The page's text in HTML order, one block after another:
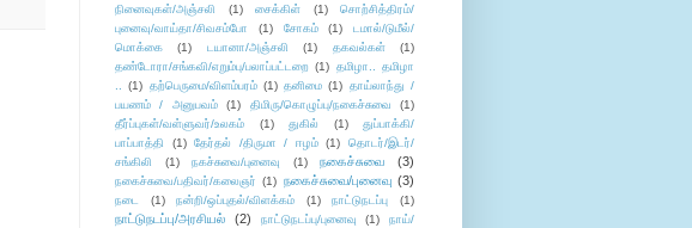
நினைவுகள்/அஞ்சலி
(1) சைக்கிள் (1)
சொற்சித்திரம்/
புனைவு/வாய்தா/சிவசம்போ
(1) சோகம் (1)
டமால்/டுமீல்/
மொக்கை
(1) டயானா/அஞ்சலி (1) தகவல்கள்
(1)
தண்டோரா/சங்கவி/எறும்பு/பலாப்பட்டறை (1) தமிழா.. தமிழா
.. (1) தற்பெருமை/விளம்பரம் (1) தனிமை (1) தாய்லாந்து /
பயணம் / அனுபவம்
(1) திமிரு/கொழுப்பு/நகைச்சுவை
(1)
தீர்ப்புகள்/வள்ளுவர்/உலகம்
(1) துகில் (1)
துப்பாக்கி/
பாப்பாத்தி
(1) தேர்தல் /திருமா / ஈழம் (1)
தொடர்/இடர்/
சங்கிலி
(1) நகச்சுவை/புனைவு (1) நகைச்சுவை (3)
நகைச்சுவை/பதிவர்/கலைஞர் (1) நகைச்சுவை/புனைவு (3)
நடை (1) நன்றி/ஒப்புதல்/விளக்கம் (1) நாட்டுநடப்பு (1)
நாட்டுநடப்பு/அரசியல் (2) நாட்டுநடப்பு/புனைவு (1)
நாய்/